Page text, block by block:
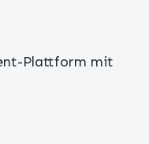
Plattform mit